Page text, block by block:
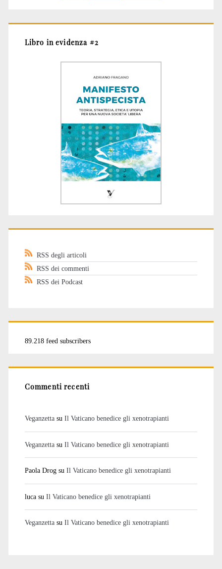
Libro in evidenza #2
RSS degli articoli
RSS dei commenti
RSS dei Podcast
89.218 feed subscribers
Commenti recenti
Veganzettasu Il Vaticano benedice gli xenotrapianti
Veganzettasu Il Vaticano benedice gli xenotrapianti
Paola Drogsu Il Vaticano benedice gli xenotrapianti
lucasu Il Vaticano benedice gli xenotrapianti
Veganzettasu Il Vaticano benedice gli xenotrapianti